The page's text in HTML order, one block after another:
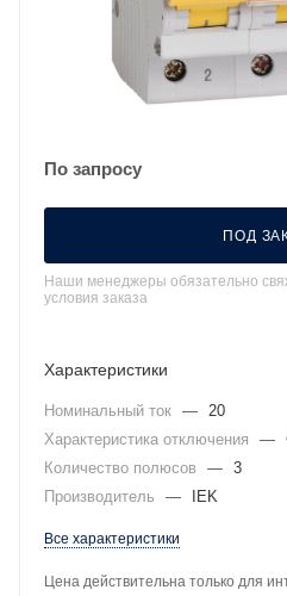
По запросу
ПОД
Наши менеджеры обязательно
условия заказа
Характеристики
Номинальный ток — 20
Характеристика отключения
—
Количество полюсов
— 3
Производитель
— IEK
Все характеристики
Цена действительна только для